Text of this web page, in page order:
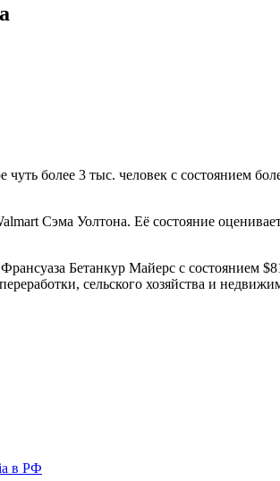
более 3 тыс. человек с состоянием
Сэма Уолтона. Её состояние
Бетанкур Майерс с состоянием
сельского хозяйства и
в РФ